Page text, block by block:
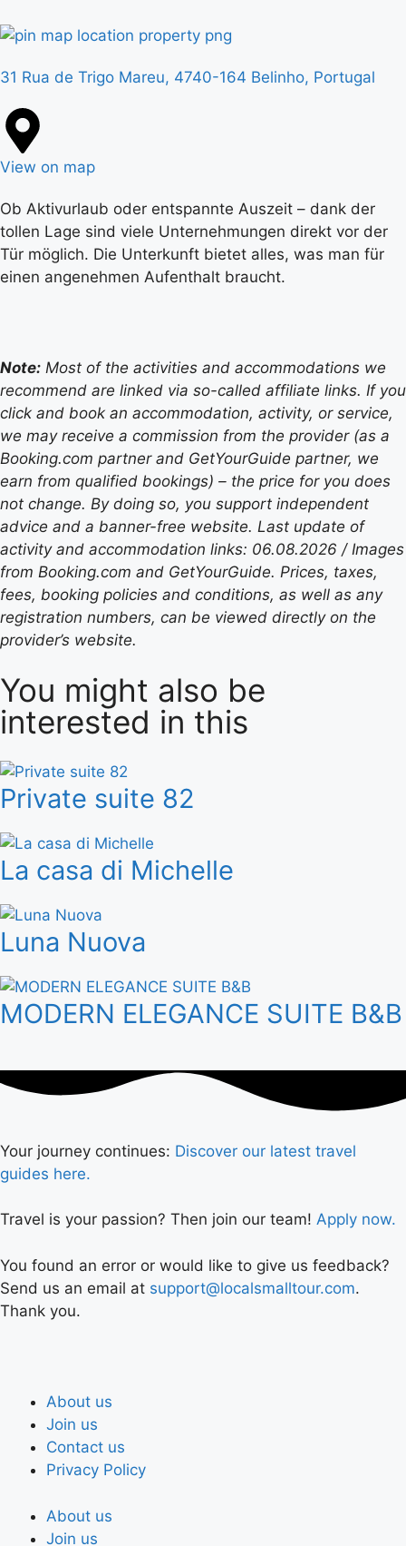
31 Rua de Trigo Mareu, 4740-164 Belinho, Portugal
View on map
Ob Aktivurlaub oder entspannte Auszeit – dank der
tollen Lage sind viele Unternehmungen direkt vor der
Tür möglich. Die Unterkunft bietet alles, was man für
einen angenehmen Aufenthalt braucht.
Note: Most of the activities and accommodations we
recommend are linked via so-called affiliate links. If you
click and book an accommodation, activity, or service,
we may receive a commission from the provider (as a
Booking.com partner and GetYourGuide partner, we
earn from qualified bookings) – the price for you does
not change. By doing so, you support independent
advice and a banner-free website. Last update of
activity and accommodation links: 06.08.2026 / Images
from Booking.com and GetYourGuide. Prices, taxes,
fees, booking policies and conditions, as well as any
registration numbers, can be viewed directly on the
provider’s website.
You might also be
interested in this
Private suite 82
La casa di Michelle
Luna Nuova
MODERN ELEGANCE SUITE B&B
Your journey continues: Discover our latest travel
guides here.
Travel is your passion? Then join our team! Apply now.
You found an error or would like to give us feedback?
Send us an email at support@localsmalltour.com.
Thank you.
About us
Join us
Contact us
Privacy Policy
About us
Join us